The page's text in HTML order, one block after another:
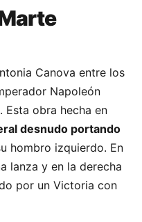
Canova entre los
Napoleón
obra hecha en
desnudo portando
hombro izquierdo. En
lanza y en la derecha
por un Victoria con